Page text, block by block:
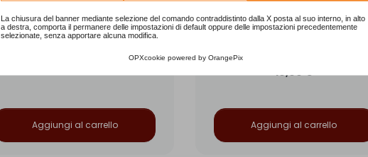
La chiusura del banner mediante selezione del comando contraddistinto dalla X posta al suo interno, in alto
a destra, comporta il permanere delle impostazioni di default oppure delle impostazioni precedentemente
selezionate, senza apportare alcuna modifica.
OPXcookie powered by OrangePix
Foulard in viscosa con frange,
goffrato e colorazione a batik.
Aggiungi al carrello
Fascia in lana. Prodotta da artigiani
10,00 €
Aggiungi al carrello